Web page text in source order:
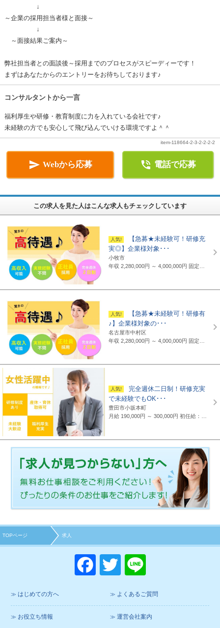
↓
～企業の採用担当者様と面接～
↓
～面接結果ご案内～
弊社担当者との面談後～採用までのプロセスがスピーディーです！
まずはあなたからのエントリーをお待ちしております♪
コンサルタントから一言
福利厚生や研修・教育制度に力を入れている会社です♪
未経験の方でも安心して飛び込んでいける環境ですよ＾＾
item-118664-2-3-2-2-2-2
 Webから応募  電話で応募
この求人を見た人はこんな求人もチェックしています
【急募★未経験可！研修充
実◎】企業様対象･･･
小牧市
年収 2,280,000円 ～ 4,000,000円 固定給制 月給16万円～25万円（諸手当含まず）＋報奨金＋賞与年2回 ※地域・能力により異なります。 ◆正職員の平均給与例 434,000円(2019年度実績) ※上記には賞与は含まれていません。 ◆支給例 月給20万円～／東京・神奈川・千葉・埼玉の支社 月給19万円～／愛知・三重・京都・大阪の支社 月給18万円～／山梨・岐阜・静岡・滋賀・兵庫・広島・福岡の支社 ※一部支社により異なる ※入社前に行なわれる研修の受講手当は日給3500円～4000円（地域により異なる） ◆通勤交通費 月額3万5千円まで全額支給(超過部分は2万円まで半額支給)
【急募★未経験可！研修有
♪】企業様対象の･･･
名古屋市中村区
年収 2,280,000円 ～ 4,000,000円 固定給制 月給16万円～25万円（諸手当含まず）＋報奨金＋賞与年2回 ※地域・能力により異なります。 ◆正職員の平均給与例 平均給与：434,000円(2019年度実績) ※上記には賞与は含まれていません。 ◆支給例 月給20万円～／東京・神奈川・千葉・埼玉の支社 月給19万円～／愛知・三重・京都・大阪の支社 月給18万円～／山梨・岐阜・静岡・滋賀・兵庫・広島・福岡の支社 ※一部支社により異なる ※入社前に行なわれる研修の受講手当は日給3500円～4000円（地域により異なる） ◆通勤交通費 月額3万5千円まで全額支給(超過部分は2万円まで半額支給)
完全週休二日制！研修充実
で未経験でもOK･･･
豊田市小坂本町
月給 190,000円 ～ 300,000円初任給：16万～25万円+諸手当(地域・能力により異なる) 例：20万～25万円（東京都勤務） 平均給与：423,000円(平成29年度実績) ※給与は年間平均の税込定例給与であり、賞与は含んでおりません。
TOPページ 求人
F
a
e
T
wi
tt
er
e
はじめての方へ よくあるご質問
お役立ち情報 運営会社案内